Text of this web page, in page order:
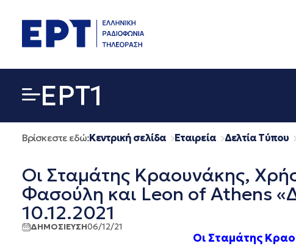
περιεχόμενο
EΡΤ1
Βρίσκεστε εδώ:Κεντρική σελίδα Εταιρεία Δελτία Τύπου
Οι Σταμάτης Κραουνάκης,
Φασούλη και Leon of Athens
10.12.2021
ΔΗΜΟΣΙΕΥΣΗ06/12/21
Οι Σταμάτης